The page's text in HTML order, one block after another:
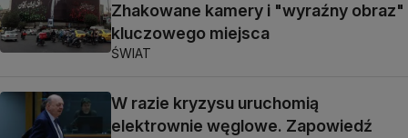
Zhakowane kamery i "wyraźny obraz"
kluczowego miejsca
ŚWIAT
W razie kryzysu uruchomią
elektrownie węglowe. Zapowiedź